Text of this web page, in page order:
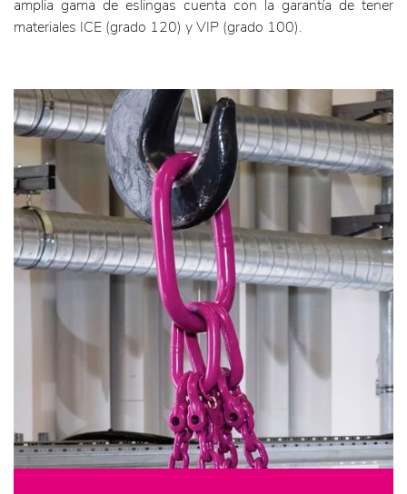
amplia gama de eslingas cuenta con la garantía de tener
materiales ICE (grado 120) y VIP (grado 100).